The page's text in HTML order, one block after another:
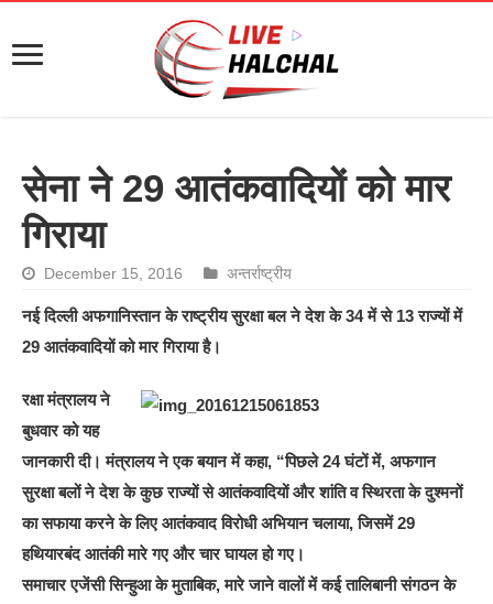
सेना ने 29 आतंकवादियों को मार
गिराया
December 15, 2016 अन्तर्राष्ट्रीय
नई दिल्ली अफगानिस्तान के राष्ट्रीय सुरक्षा बल ने देश के 34 में से 13 राज्यों में
29 आतंकवादियों को मार गिराया है।
रक्षा मंत्रालय ने
बुधवार को यह
जानकारी दी। मंत्रालय ने एक बयान में कहा, “पिछले 24 घंटों में, अफगान
सुरक्षा बलों ने देश के कुछ राज्यों से आतंकवादियों और शांति व स्थिरता के दुश्मनों
का सफाया करने के लिए आतंकवाद विरोधी अभियान चलाया, जिसमें 29
हथियारबंद आतंकी मारे गए और चार घायल हो गए।
समाचार एजेंसी सिन्हुआ के मुताबिक, मारे जाने वालों में कई तालिबानी संगठन के